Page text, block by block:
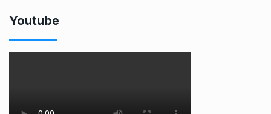
Youtube